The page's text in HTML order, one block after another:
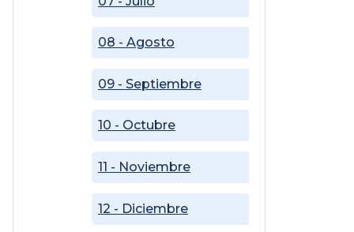
08 - Agosto
09 - Septiembre
10 - Octubre
11 - Noviembre
12 - Diciembre